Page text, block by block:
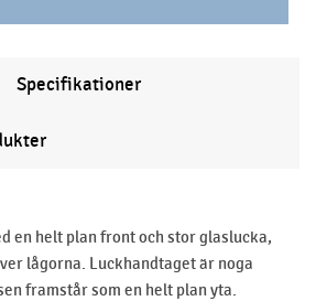
Specifikationer
en helt plan front och stor glaslucka,
lågorna. Luckhandtaget är noga
framstår som en helt plan yta.